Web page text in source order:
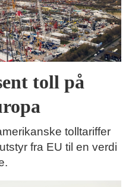
toll på
tolltariffer
fra EU til en verdi